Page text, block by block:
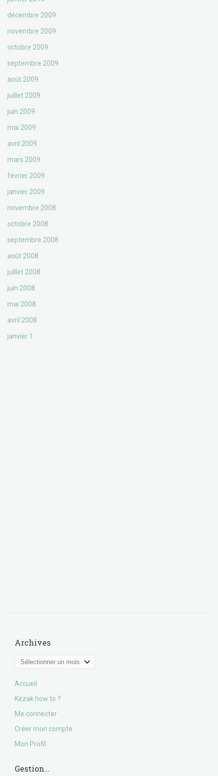
décembre 2009
novembre 2009
octobre 2009
septembre 2009
août 2009
juillet 2009
juin 2009
mai 2009
avril 2009
mars 2009
février 2009
janvier 2009
novembre 2008
octobre 2008
septembre 2008
août 2008
juillet 2008
juin 2008
mai 2008
avril 2008
janvier 1
Archives
Archives
Accueil
Kézak how to ?
Me connecter
Créer mon compte
Mon Profil
Gestion…